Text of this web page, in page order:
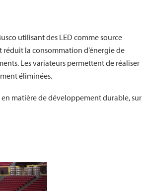
utilisant des LED comme source
réduit la consommation d’énergie de
Les variateurs permettent de réaliser
éliminées.
en matière de développement durable, sur